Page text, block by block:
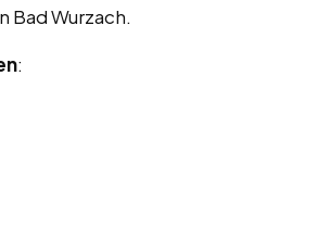
Bad Wurzach.
: